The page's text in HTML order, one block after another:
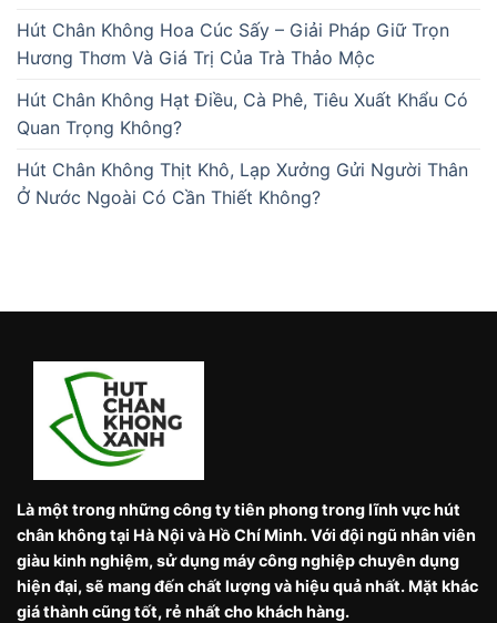
Hút Chân Không Hoa Cúc Sấy – Giải Pháp Giữ Trọn
Hương Thơm Và Giá Trị Của Trà Thảo Mộc
Hút Chân Không Hạt Điều, Cà Phê, Tiêu Xuất Khẩu Có
Quan Trọng Không?
Hút Chân Không Thịt Khô, Lạp Xưởng Gửi Người Thân
Ở Nước Ngoài Có Cần Thiết Không?
Là một trong những công ty tiên phong trong lĩnh vực hút
chân không tại Hà Nội và Hồ Chí Minh. Với đội ngũ nhân viên
giàu kinh nghiệm, sử dụng máy công nghiệp chuyên dụng
hiện đại, sẽ mang đến chất lượng và hiệu quả nhất. Mặt khác
giá thành cũng tốt, rẻ nhất cho khách hàng.